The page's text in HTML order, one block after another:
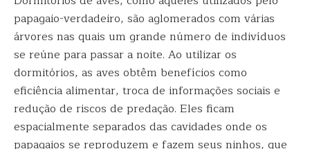
papagaio-verdadeiro, são aglomerados com várias
árvores nas quais um grande número de indivíduos
se reúne para passar a noite. Ao utilizar os
dormitórios, as aves obtêm benefícios como
eficiência alimentar, troca de informações sociais e
redução de riscos de predação. Eles ficam
espacialmente separados das cavidades onde os
papagaios se reproduzem e fazem seus ninhos, que